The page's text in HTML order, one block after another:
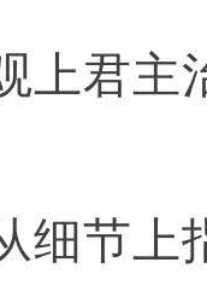
上君主
细节上